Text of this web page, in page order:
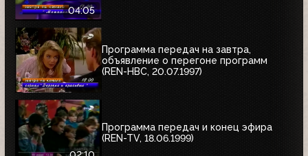
04:05
Программа передач на завтра,
объявление о перегоне программ
(REN-НВС, 20.07.1997)
Программа передач и конец эфира
(REN-TV, 18.06.1999)